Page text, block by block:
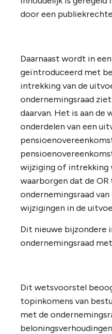
door een
Daarnaast wordt in
geïntroduceerd met
intrekking van de
ondernemingsraad
daarvan. Het is aan de
onderdelen van een
wijziging of intrekking
waarborgen dat de
ondernemingsraad
wijzigingen in de
Dit nieuwe bijzondere
ondernemingsraad
Dit wetsvoorstel
topinkomens van
met de